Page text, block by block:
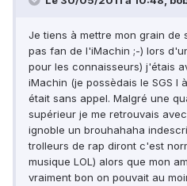
Je tiens à mettre mon grain de
pas fan de l'iMachin ;-) lors
pour les connaisseurs) j'étais
iMachin (je possèdais le SGS I
était sans appel. Malgré une
supérieur je me retrouvais
ignoble un brouhahaha
trolleurs de rap diront c'est
musique LOL) alors que mon
vraiment bon on pouvait au